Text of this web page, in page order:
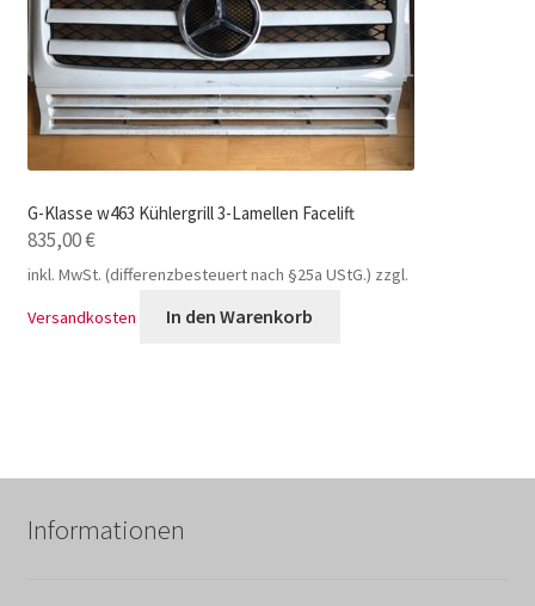
G-Klasse w463 Kühlergrill 3-Lamellen Facelift
835,00€
inkl. MwSt. (differenzbesteuert nach §25a UStG.) zzgl.
Versandkosten
In den Warenkorb
Informationen